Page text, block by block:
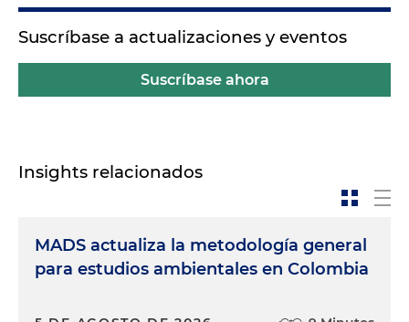
Suscríbase a actualizaciones y eventos
Suscríbase ahora
Insights relacionados
MADS actualiza la metodología general
para estudios ambientales en Colombia